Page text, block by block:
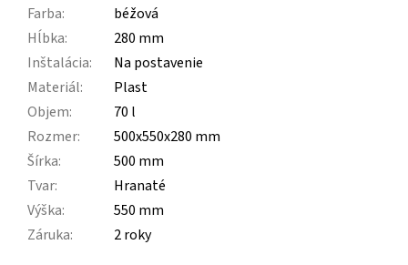
Farba:
béžová
Hĺbka:
280 mm
Inštalácia:
Na postavenie
Materiál:
Plast
Objem:
70 l
Rozmer:
500x550x280 mm
Šírka:
500 mm
Tvar:
Hranaté
Výška:
550 mm
Záruka: 2 roky